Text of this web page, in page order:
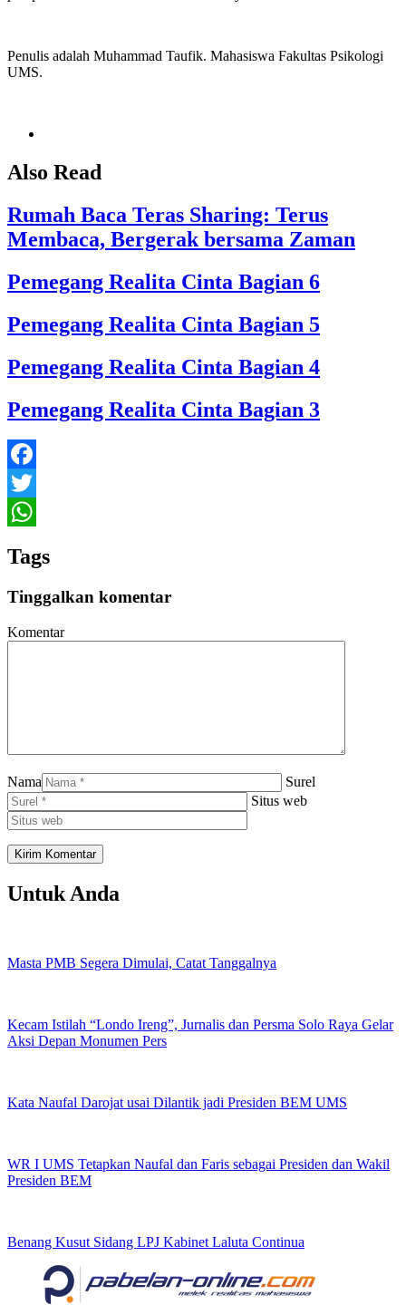
Penulis adalah Muhammad Taufik. Mahasiswa Fakultas Psikologi
UMS.
Also Read
Rumah Baca Teras Sharing: Terus
Membaca, Bergerak bersama Zaman
Pemegang Realita Cinta Bagian 6
Pemegang Realita Cinta Bagian 5
Pemegang Realita Cinta Bagian 4
Pemegang Realita Cinta Bagian 3
Facebook
Twitter
Tags
Tinggalkan komentar
Komentar
Nama
Surel
Situs web
Untuk Anda
Masta PMB Segera Dimulai, Catat Tanggalnya
Kecam Istilah “Londo Ireng”, Jurnalis dan Persma Solo Raya Gelar
Aksi Depan Monumen Pers
Kata Naufal Darojat usai Dilantik jadi Presiden BEM UMS
WR I UMS Tetapkan Naufal dan Faris sebagai Presiden dan Wakil
Presiden BEM
Benang Kusut Sidang LPJ Kabinet Laluta Continua